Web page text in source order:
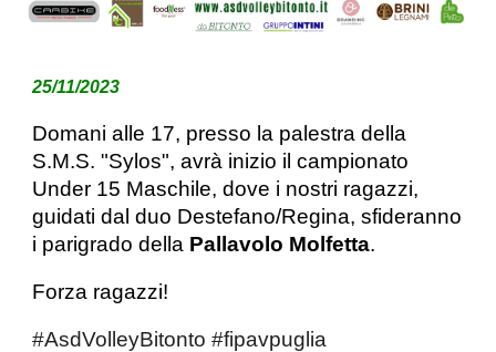
25/11/2023
Domani alle 17, presso la palestra della
S.M.S. "Sylos", avrà inizio il campionato
Under 15 Maschile, dove i nostri ragazzi,
guidati dal duo Destefano/Regina, sfideranno
i parigrado della Pallavolo Molfetta.
Forza ragazzi!
#AsdVolleyBitonto #fipavpuglia